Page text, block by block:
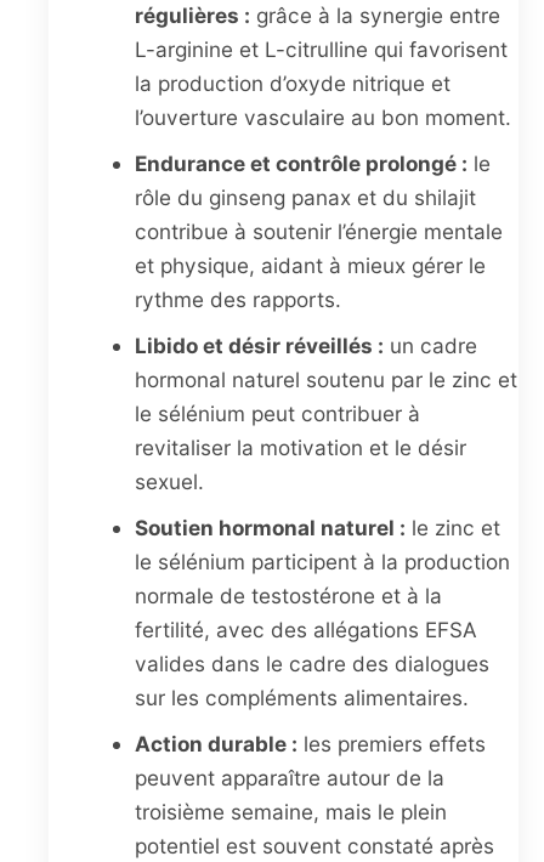
régulières : grâce à la synergie entre
L-arginine et L-citrulline qui favorisent
la production d’oxyde nitrique et
l’ouverture vasculaire au bon moment.
Endurance et contrôle prolongé : le
rôle du ginseng panax et du shilajit
contribue à soutenir l’énergie mentale
et physique, aidant à mieux gérer le
rythme des rapports.
Libido et désir réveillés : un cadre
hormonal naturel soutenu par le zinc et
le sélénium peut contribuer à
revitaliser la motivation et le désir
sexuel.
Soutien hormonal naturel : le zinc et
le sélénium participent à la production
normale de testostérone et à la
fertilité, avec des allégations EFSA
valides dans le cadre des dialogues
sur les compléments alimentaires.
Action durable : les premiers effets
peuvent apparaître autour de la
troisième semaine, mais le plein
potentiel est souvent constaté après